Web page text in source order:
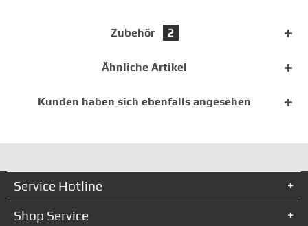
Zubehör 2
Ähnliche Artikel
Kunden haben sich ebenfalls angesehen
Service Hotline
Shop Service